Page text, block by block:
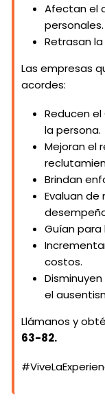
Afectan el
personales.
Retrasan
Las empresas
acordes:
Reducen
la persona.
Mejoran el
Brindan
Evaluan
Guían
costos.
el
Llámanos y
63-82.